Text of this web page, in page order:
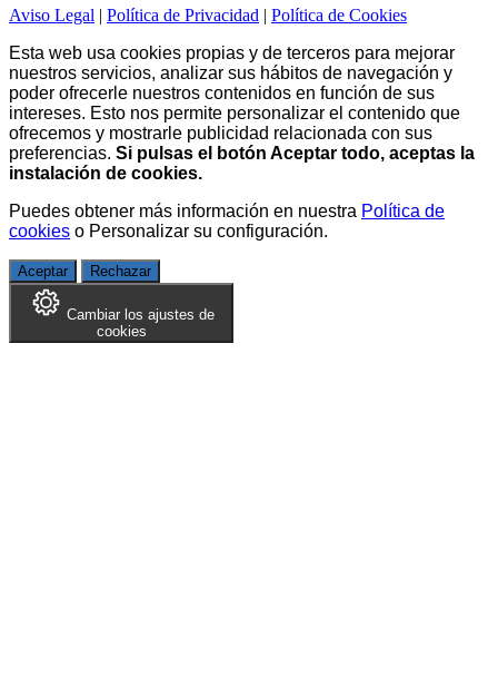
Aviso Legal | Política de Privacidad | Política de Cookies
Esta web usa cookies propias y de terceros para mejorar
nuestros servicios, analizar sus hábitos de navegación y
poder ofrecerle nuestros contenidos en función de sus
intereses. Esto nos permite personalizar el contenido que
ofrecemos y mostrarle publicidad relacionada con sus
preferencias. Si pulsas el botón Aceptar todo, aceptas la
instalación de cookies.
Puedes obtener más información en nuestra Política de
cookies o Personalizar su configuración.
Aceptar Rechazar
Cambiar los ajustes de
cookies